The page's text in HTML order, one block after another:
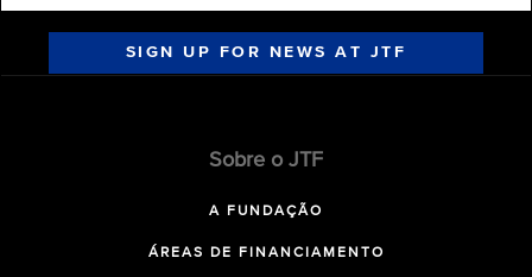
SIGN UP FOR NEWS AT JTF
Sobre o JTF
A FUNDAÇÃO
ÁREAS DE FINANCIAMENTO